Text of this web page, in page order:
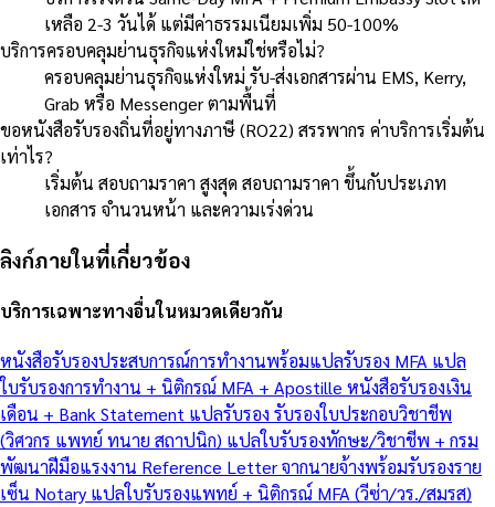
เหลือ 2-3 วันได้ แต่มีค่าธรรมเนียมเพิ่ม 50-100%
บริการครอบคลุมย่านธุรกิจแห่งใหม่ใช่หรือไม่?
ครอบคลุมย่านธุรกิจแห่งใหม่ รับ-ส่งเอกสารผ่าน EMS, Kerry,
Grab หรือ Messenger ตามพื้นที่
ขอหนังสือรับรองถิ่นที่อยู่ทางภาษี (RO22) สรรพากร ค่าบริการเริ่มต้น
เท่าไร?
เริ่มต้น สอบถามราคา สูงสุด สอบถามราคา ขึ้นกับประเภท
เอกสาร จำนวนหน้า และความเร่งด่วน
ลิงก์ภายในที่เกี่ยวข้อง
บริการเฉพาะทางอื่นในหมวดเดียวกัน
หนังสือรับรองประสบการณ์การทำงานพร้อมแปลรับรอง MFA แปล
ใบรับรองการทำงาน + นิติกรณ์ MFA + Apostille หนังสือรับรองเงิน
เดือน + Bank Statement แปลรับรอง รับรองใบประกอบวิชาชีพ
(วิศวกร แพทย์ ทนาย สถาปนิก) แปลใบรับรองทักษะ/วิชาชีพ + กรม
พัฒนาฝีมือแรงงาน Reference Letter จากนายจ้างพร้อมรับรองราย
เซ็น Notary แปลใบรับรองแพทย์ + นิติกรณ์ MFA (วีซ่า/วร./สมรส)